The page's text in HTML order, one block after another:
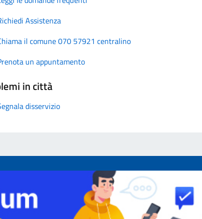
Assistenza
il comune 070 57921 centralino
un appuntamento
in città
disservizio